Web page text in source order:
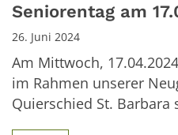
Seniorentag am
26. Juni 2024
Am Mittwoch,
im Rahmen unserer
Quierschied St. Barbara